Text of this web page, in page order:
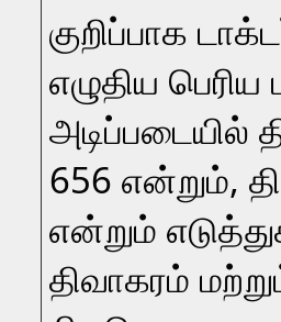
குறிப்பாக
எழுதிய
அடிப்படையில்
656 என்றும்,
என்றும்
திவாகரம்